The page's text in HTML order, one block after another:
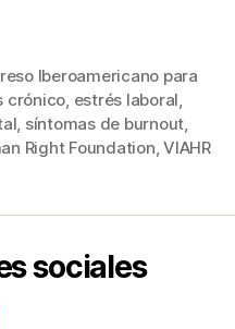
Iberoamericano para
crónico, estrés laboral,
, síntomas de burnout,
Right Foundation,VIAHR
sociales